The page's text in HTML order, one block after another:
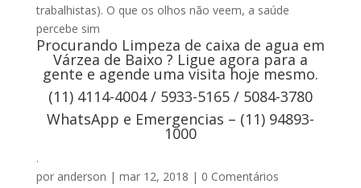
trabalhistas). O que os olhos não veem, a saúde
percebe sim
Procurando Limpeza de caixa de agua em
Várzea de Baixo ? Ligue agora para a
gente e agende uma visita hoje mesmo.
(11) 4114-4004 / 5933-5165 / 5084-3780
WhatsApp e Emergencias – (11) 94893-
1000
.
por anderson | mar 12, 2018 | 0 Comentários